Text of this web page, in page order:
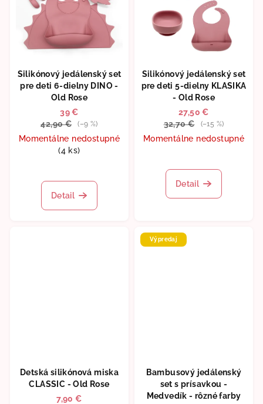
Silikónový jedálenský set
pre deti 6-dielny DINO -
Old Rose
39 €
42,90 €
(–9 %)
Momentálne nedostupné
(4 ks)
Detail
Silikónový jedálenský set
pre deti 5-dielny KLASIKA
- Old Rose
27,50 €
32,70 €
(–15 %)
Momentálne nedostupné
hodnotenie
produktu
Detail
Detská silikónová miska
CLASSIC - Old Rose
7,90 €
Výpredaj
Bambusový jedálenský
set s prísavkou -
Medvedík - rôzné farby